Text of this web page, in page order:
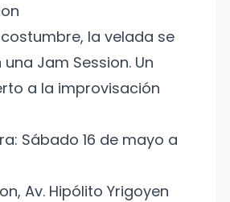
la velada se
Jam Session. Un
a la improvisación
Sábado 16 de mayo a
Av. Hipólito Yrigoyen